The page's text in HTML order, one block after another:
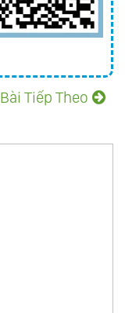
Bài Tiếp Theo